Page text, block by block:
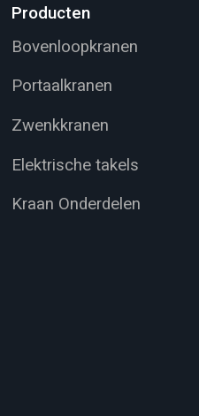
Producten
Bovenloopkranen
Portaalkranen
Zwenkkranen
Elektrische takels
Kraan Onderdelen